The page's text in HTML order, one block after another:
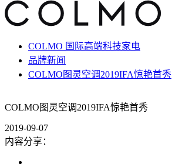
COLMO 国际高端科技家电
品牌新闻
COLMO图灵空调2019IFA惊艳首秀
COLMO图灵空调2019IFA惊艳首秀
2019-09-07
内容分享：